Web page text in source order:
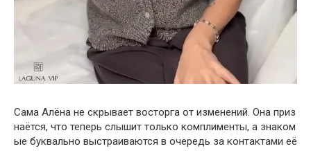
Сама Алёна не скрывает восторга от изменений. Она приз
наётся, что теперь слышит только комплименты, а знаком
ые буквально выстраиваются в очередь за контактами её